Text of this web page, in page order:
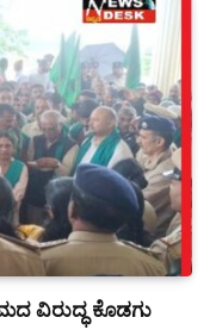
ವಿರುದ್ಧ ಕೊಡಗು